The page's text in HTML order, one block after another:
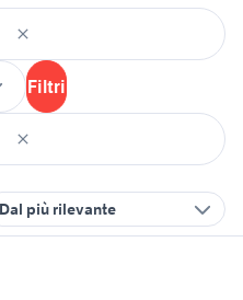
Filtri
Dal più rilevante